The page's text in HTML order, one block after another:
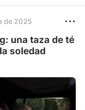
de 2025
una taza de té
soledad